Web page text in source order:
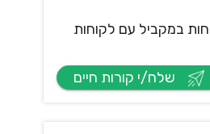
תנהלו מספר שיחות במקביל עם לקוחות